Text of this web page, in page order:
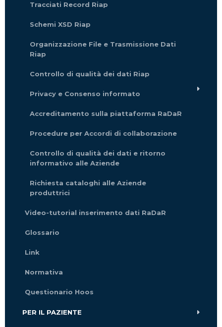
Tracciati Record Riap
Schemi XSD Riap
Organizzazione File e Trasmissione Dati
Riap
Controllo di qualità dei dati Riap
Privacy e Consenso informato
Accreditamento sulla piattaforma RaDaR
Procedure per Accordi di collaborazione
Controllo di qualità dei dati e ritorno
informativo alle Aziende
Richiesta cataloghi alle Aziende
produttrici
Video-tutorial inserimento dati RaDaR
Glossario
Link
Normativa
Questionario Hoos
PER IL PAZIENTE